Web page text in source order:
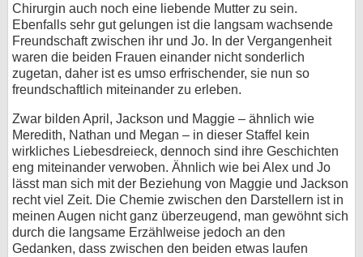
Chirurgin auch noch eine liebende Mutter zu sein.
Ebenfalls sehr gut gelungen ist die langsam wachsende
Freundschaft zwischen ihr und Jo. In der Vergangenheit
waren die beiden Frauen einander nicht sonderlich
zugetan, daher ist es umso erfrischender, sie nun so
freundschaftlich miteinander zu erleben.
Zwar bilden April, Jackson und Maggie – ähnlich wie
Meredith, Nathan und Megan – in dieser Staffel kein
wirkliches Liebesdreieck, dennoch sind ihre Geschichten
eng miteinander verwoben. Ähnlich wie bei Alex und Jo
lässt man sich mit der Beziehung von Maggie und Jackson
recht viel Zeit. Die Chemie zwischen den Darstellern ist in
meinen Augen nicht ganz überzeugend, man gewöhnt sich
durch die langsame Erzählweise jedoch an den
Gedanken, dass zwischen den beiden etwas laufen